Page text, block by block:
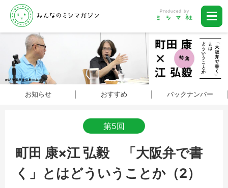
お知らせ おすすめ バックナンバー
第5回
町田 康×江 弘毅 「大阪弁で書
く」とはどういうことか（2）